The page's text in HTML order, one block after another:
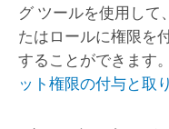
グ ツールを使用して
たはロールに権限を
することができます
ット権限の付与と取